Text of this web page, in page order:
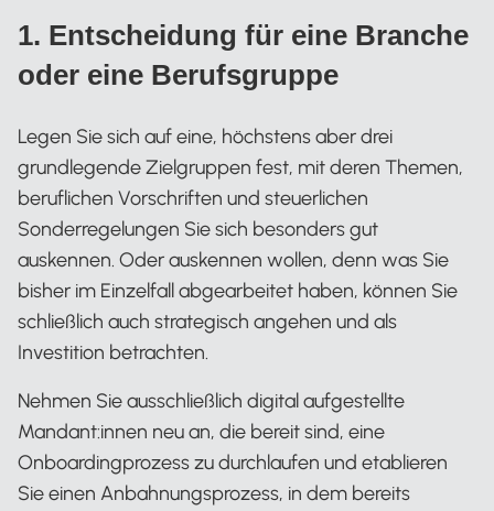
1. Entscheidung für eine Branche
oder eine Berufsgruppe
Legen Sie sich auf eine, höchstens aber drei
grundlegende Zielgruppen fest, mit deren Themen,
beruflichen Vorschriften und steuerlichen
Sonderregelungen Sie sich besonders gut
auskennen. Oder auskennen wollen, denn was Sie
bisher im Einzelfall abgearbeitet haben, können Sie
schließlich auch strategisch angehen und als
Investition betrachten.
Nehmen Sie ausschließlich digital aufgestellte
Mandant:innen neu an, die bereit sind, eine
Onboardingprozess zu durchlaufen und etablieren
Sie einen Anbahnungsprozess, in dem bereits